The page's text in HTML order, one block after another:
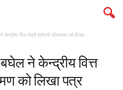
वित्त मंत्री श्रीमती सीतारमण को लिखा...
ने केन्द्रीय वित्त
को लिखा पत्र